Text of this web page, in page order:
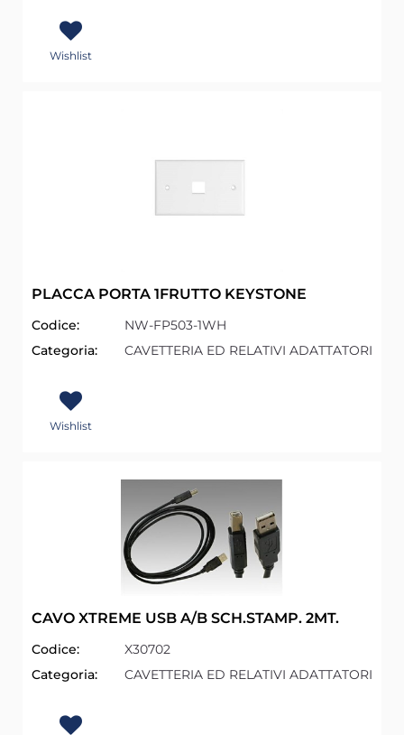
Wishlist
PLACCA PORTA 1FRUTTO KEYSTONE
Codice:
NW-FP503-1WH
Categoria:
CAVETTERIA ED RELATIVI ADATTATORI
Wishlist
CAVO XTREME USB A/B SCH.STAMP. 2MT.
Codice:
X30702
Categoria:
CAVETTERIA ED RELATIVI ADATTATORI